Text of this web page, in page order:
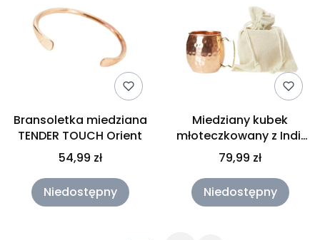
Bransoletka miedziana
TENDER TOUCH Orient
54,99 zł
Niedostępny
Miedziany kubek
młoteczkowany z Indii
500 ml Gisane
79,99 zł
Niedostępny